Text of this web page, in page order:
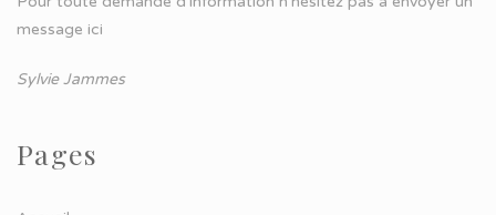
message ici
Sylvie Jammes
Pages